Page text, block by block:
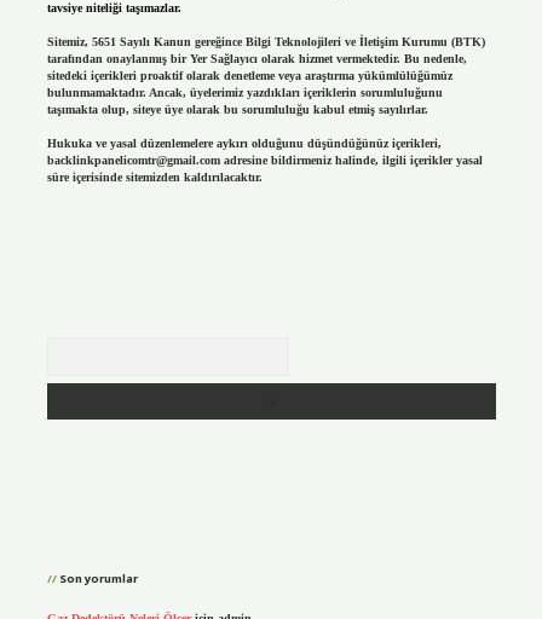
tavsiye niteliği taşımazlar.
Sitemiz, 5651 Sayılı Kanun gereğince Bilgi Teknolojileri ve İletişim Kurumu (BTK)
tarafından onaylanmış bir Yer Sağlayıcı olarak hizmet vermektedir. Bu nedenle,
sitedeki içerikleri proaktif olarak denetleme veya araştırma yükümlülüğümüz
bulunmamaktadır. Ancak, üyelerimiz yazdıkları içeriklerin sorumluluğunu
taşımakta olup, siteye üye olarak bu sorumluluğu kabul etmiş sayılırlar.
Hukuka ve yasal düzenlemelere aykırı olduğunu düşündüğünüz içerikleri,
backlinkpanelicomtr@gmail.comadresine bildirmeniz halinde, ilgili içerikler yasal
süre içerisinde sitemizden kaldırılacaktır.
Son yorumlar